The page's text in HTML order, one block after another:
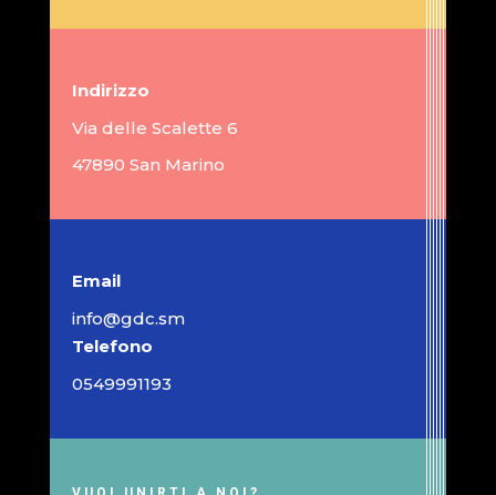
Indirizzo
Via delle Scalette 6
47890 San Marino
Email
info@gdc.sm
Telefono
0549991193